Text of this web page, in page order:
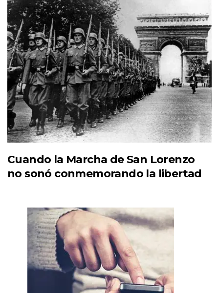
Cuando la Marcha de San Lorenzo
no sonó conmemorando la libertad